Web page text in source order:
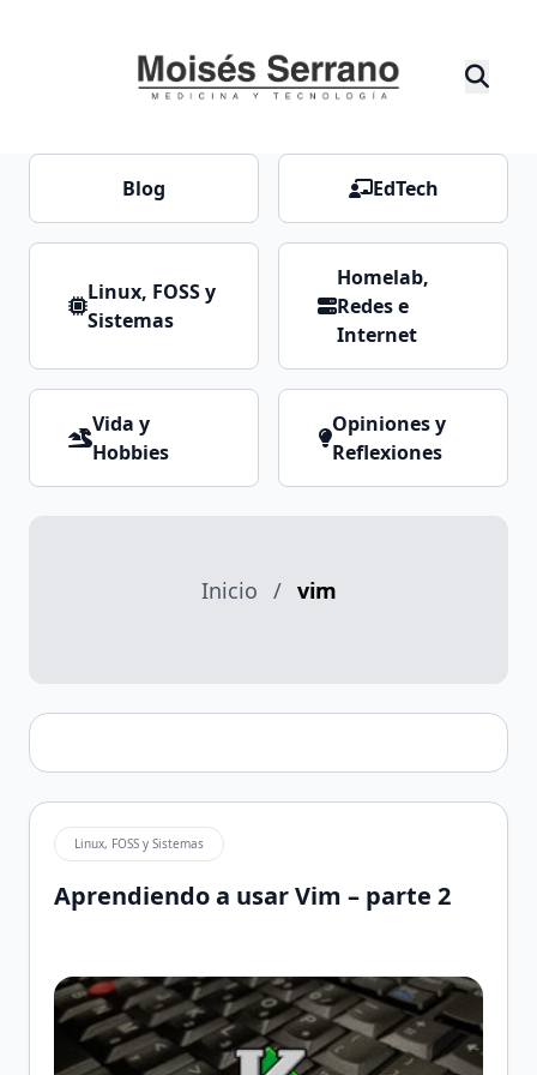
Blog EdTech
Linux, FOSS y
Sistemas
Homelab,
Redes e
Internet
Vida y
Hobbies
Opiniones y
Reflexiones
Inicio / vim
Linux, FOSS y Sistemas
Aprendiendo a usar Vim – parte 2